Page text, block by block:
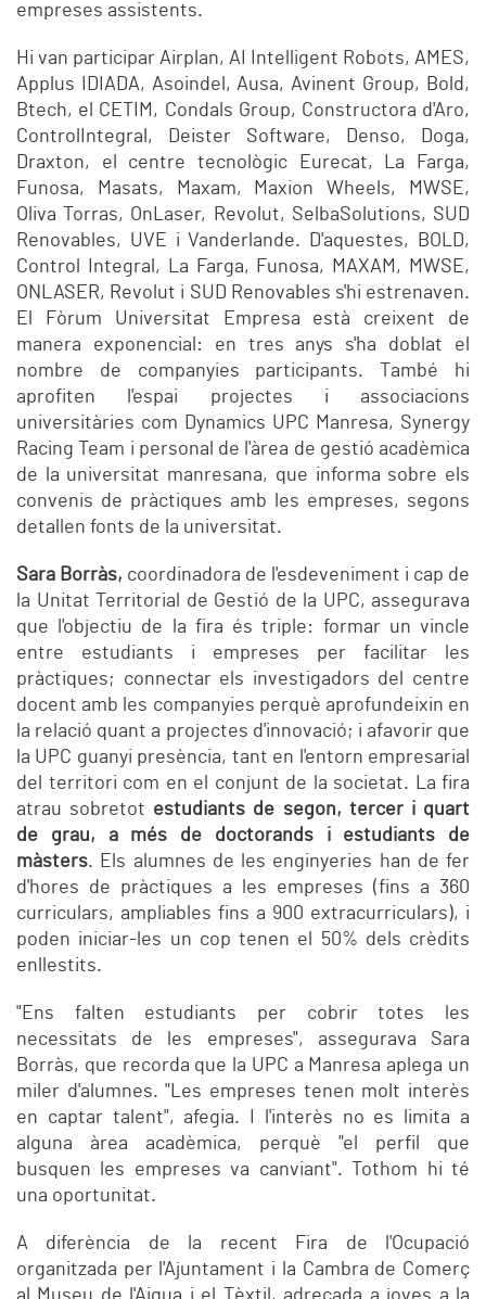
empreses assistents.
Hi van participar Airplan, AI Intelligent Robots, AMES,
Applus IDIADA, Asoindel, Ausa, Avinent Group, Bold,
Btech, el CETIM, Condals Group, Constructora d'Aro,
ControlIntegral, Deister Software, Denso, Doga,
Draxton, el centre tecnològic Eurecat, La Farga,
Funosa, Masats, Maxam, Maxion Wheels, MWSE,
Oliva Torras, OnLaser, Revolut, SelbaSolutions, SUD
Renovables, UVE i Vanderlande. D'aquestes, BOLD,
Control Integral, La Farga, Funosa, MAXAM, MWSE,
ONLASER, Revolut i SUD Renovables s'hi estrenaven.
El Fòrum Universitat Empresa està creixent de
manera exponencial: en tres anys s'ha doblat el
nombre de companyies participants. També hi
aprofiten l'espai projectes i associacions
universitàries com Dynamics UPC Manresa, Synergy
Racing Team i personal de l'àrea de gestió acadèmica
de la universitat manresana, que informa sobre els
convenis de pràctiques amb les empreses, segons
detallen fonts de la universitat.
Sara Borràs, coordinadora de l'esdeveniment i cap de
la Unitat Territorial de Gestió de la UPC, assegurava
que l'objectiu de la fira és triple: formar un vincle
entre estudiants i empreses per facilitar les
pràctiques; connectar els investigadors del centre
docent amb les companyies perquè aprofundeixin en
la relació quant a projectes d'innovació; i afavorir que
la UPC guanyi presència, tant en l'entorn empresarial
del territori com en el conjunt de la societat. La fira
atrau sobretot estudiants de segon, tercer i quart
de grau, a més de doctorands i estudiants de
màsters. Els alumnes de les enginyeries han de fer
d'hores de pràctiques a les empreses (fins a 360
curriculars, ampliables fins a 900 extracurriculars), i
poden iniciar-les un cop tenen el 50% dels crèdits
enllestits.
"Ens falten estudiants per cobrir totes les
necessitats de les empreses", assegurava Sara
Borràs, que recorda que la UPC a Manresa aplega un
miler d'alumnes. "Les empreses tenen molt interès
en captar talent", afegia. I l'interès no es limita a
alguna àrea acadèmica, perquè "el perfil que
busquen les empreses va canviant". Tothom hi té
una oportunitat.
A diferència de la recent Fira de l'Ocupació
organitzada per l'Ajuntament i la Cambra de Comerç